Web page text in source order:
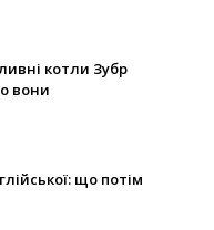
котли Зубр
вони
що потім